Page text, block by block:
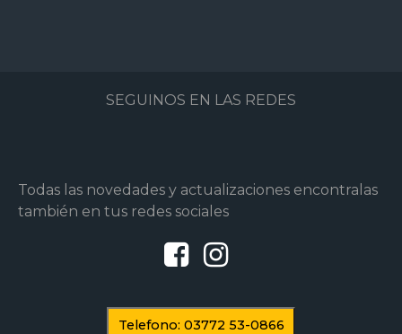
SEGUINOS EN LAS REDES
Todas las novedades y actualizaciones encontralas
también en tus redes sociales
Telefono: 03772 53-0866